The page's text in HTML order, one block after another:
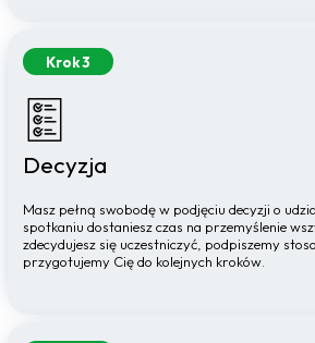
Krok 3
Decyzja
Masz pełną swobodę w podjęciu decyzji o
spotkaniu dostaniesz czas na przemyślenie
zdecydujesz się uczestniczyć, podpiszemy
przygotujemy Cię do kolejnych kroków.